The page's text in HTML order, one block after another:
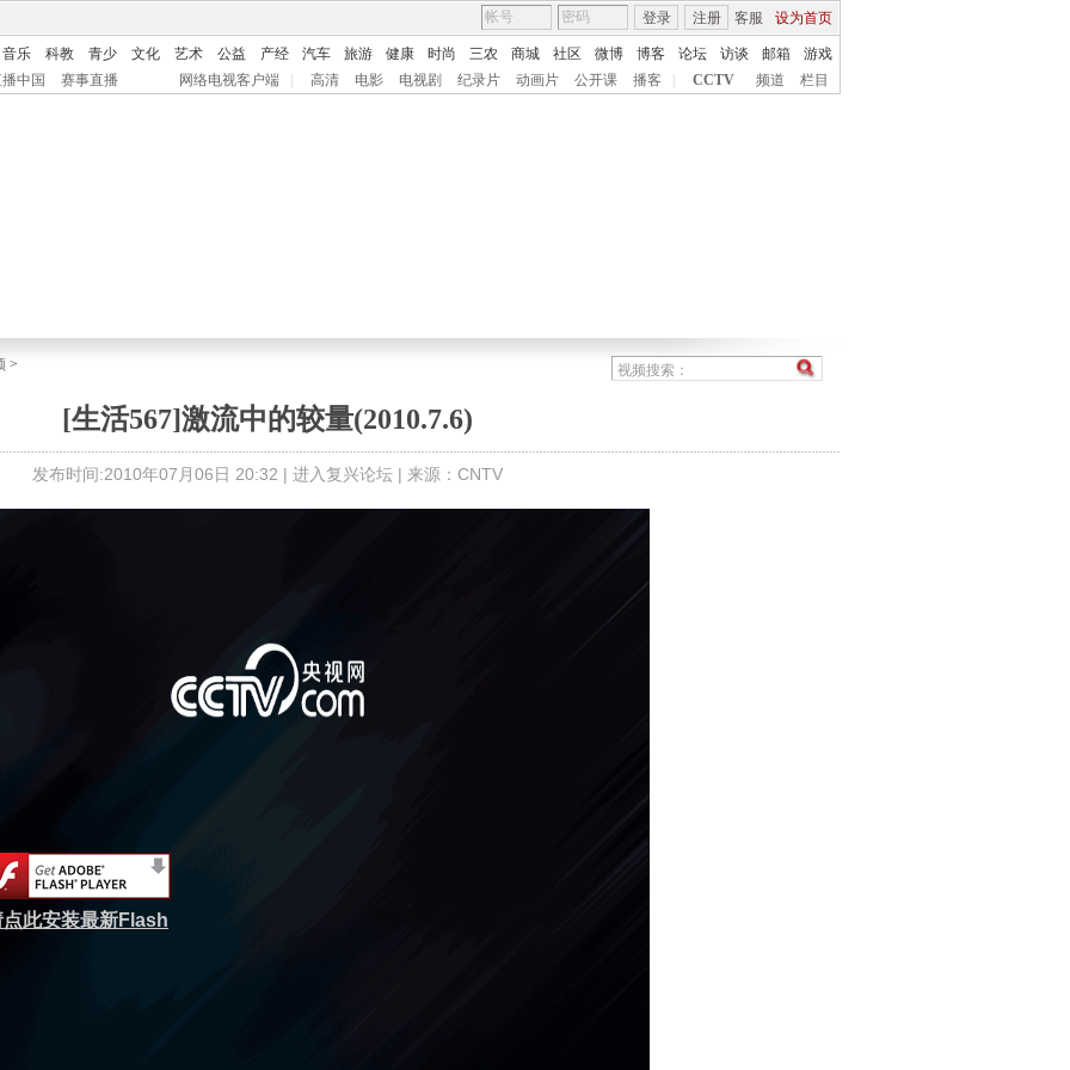
客服 设为首页
登录 注册
音乐 科教 青少 文化 艺术 公益 产经 汽车 旅游 健康 时尚 三农 商城 社区 微博 博客 论坛 访谈 邮箱
游戏
中国
赛事直播 网络电视客户端 高清 电影 电视剧 纪录片 动画片 公开课 播客 CCTV 频道 栏目
>
[生活567]激流中的较量(2010.7.6)
发布时间:2010年07月06日 20:32 | 进入复兴论坛 | 来源：CNTV
点此安装最新Flash